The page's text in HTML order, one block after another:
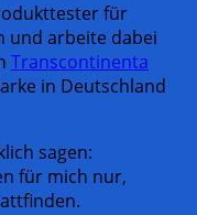
für
und arbeite dabei
Transcontinenta
in Deutschland
sagen:
für mich nur,